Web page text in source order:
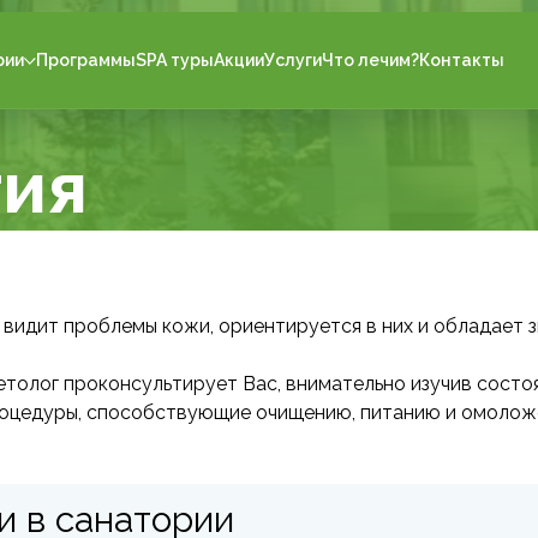
ПрограммыSPA турыАкцииУслугиЧто лечим?Контакты
проблемы кожи, ориентируется в них и обладает
проконсультирует Вас, внимательно изучив
способствующие очищению, питанию и
в санатории